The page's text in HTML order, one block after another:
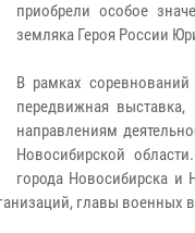
приобрели особое
земляка Героя России
В рамках соревнований
передвижная
направлениям
Новосибирской
города Новосибирска и
главы военных